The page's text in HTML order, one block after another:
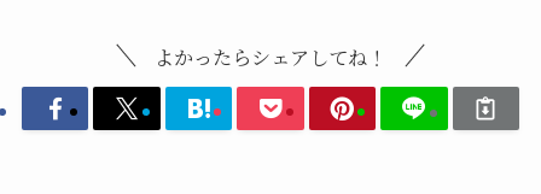
よかったらシェアしてね！